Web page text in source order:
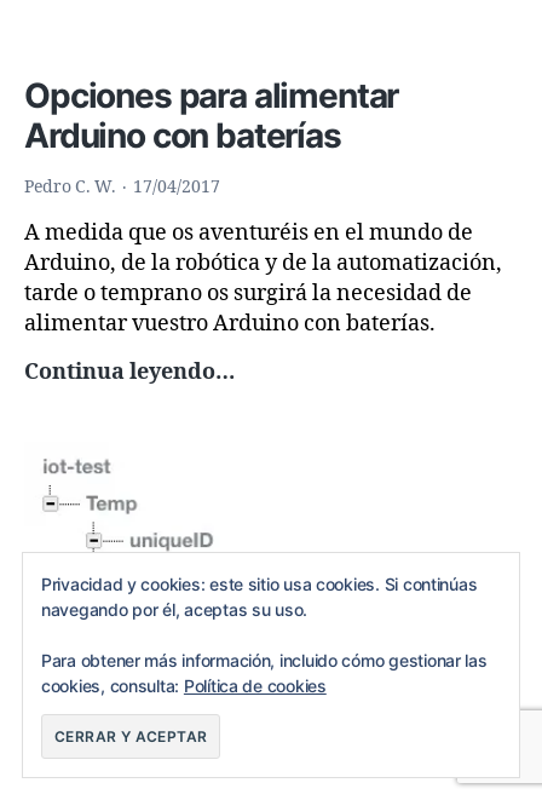
Opciones para alimentar
Arduino con baterías
Pedro C. W. 17/04/2017
A medida que os aventuréis en el mundo de
Arduino, de la robótica y de la automatización,
tarde o temprano os surgirá la necesidad de
alimentar vuestro Arduino con baterías.
Continua leyendo…Opciones
Privacidad y cookies: este sitio usa cookies. Si continúas
navegando por él, aceptas su uso.
Para obtener más información, incluido cómo gestionar las
cookies, consulta: Política de cookies